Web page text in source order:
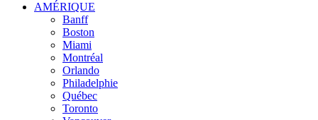
AMÉRIQUE
Banff
Boston
Miami
Montréal
Orlando
Philadelphie
Québec
Toronto